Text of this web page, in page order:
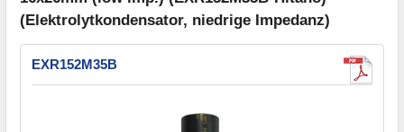
(Elektrolytkondensator, niedrige Impedanz)
EXR152M35B